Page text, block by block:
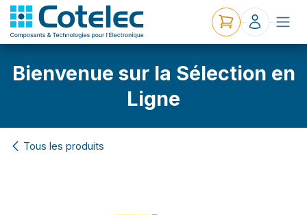
Bienvenue sur la Sélection en
Ligne
Tous les produits